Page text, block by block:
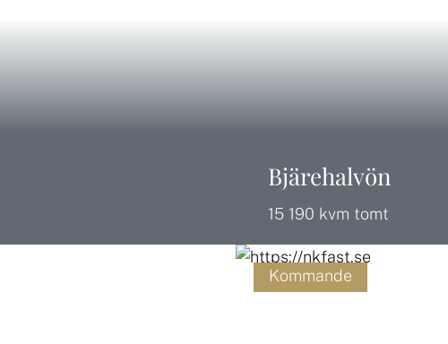
Bjärehalvön
15 190 kvm tomt
Kommande